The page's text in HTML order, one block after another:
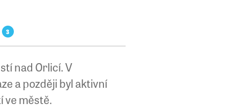
3
nad Orlicí. V
a později byl aktivní
ve městě.